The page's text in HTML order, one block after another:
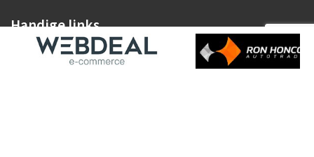
Handige links
Competitiezaken